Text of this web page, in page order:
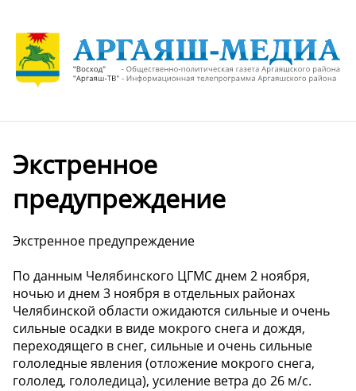
Экстренное
предупреждение
Экстренное предупреждение
По данным Челябинского ЦГМС днем 2 ноября,
ночью и днем 3 ноября в отдельных районах
Челябинской области ожидаются сильные и очень
сильные осадки в виде мокрого снега и дождя,
переходящего в снег, сильные и очень сильные
гололедные явления (отложение мокрого снега,
гололед, гололедица), усиление ветра до 26 м/с.